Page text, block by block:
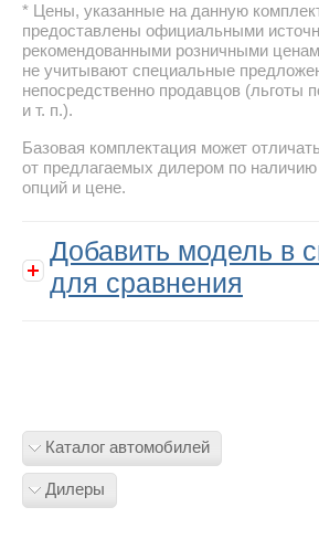
Цены, указанные на данную
предоставлены официальными
рекомендованными розничными
не учитывают специальные
непосредственно продавцов (льготы
и т. п.).
Базовая комплектация может
от предлагаемых дилером по
опций и цене.
Добавить модель в
для сравнения
Каталог автомобилей
Дилеры